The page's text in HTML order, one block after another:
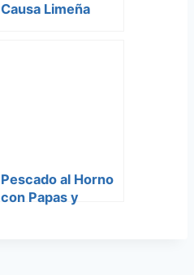
Causa Limeña
Pescado al Horno
con Papas y